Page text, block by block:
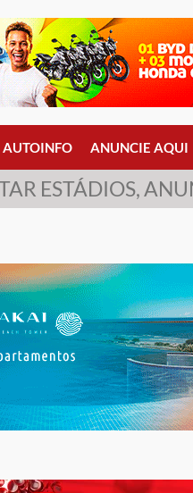
AUTOINFO ANUNCIE AQUI
ESTÁDIOS,